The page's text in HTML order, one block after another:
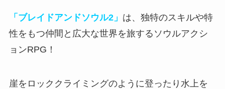
「ブレイドアンドソウル2」 は、独特のスキルや特
性をもつ仲間と広大な世界を旅するソウルアクシ
ョンRPG！
崖をロッククライミングのように登ったり水上を